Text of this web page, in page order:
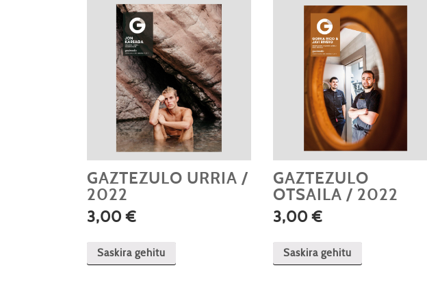
GAZTEZULO URRIA /
2022
3,00€
Saskira gehitu
GAZTEZULO
OTSAILA / 2022
3,00€
Saskira gehitu